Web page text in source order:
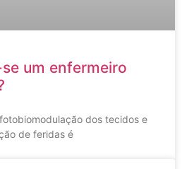
um enfermeiro
dos tecidos e
de feridas é